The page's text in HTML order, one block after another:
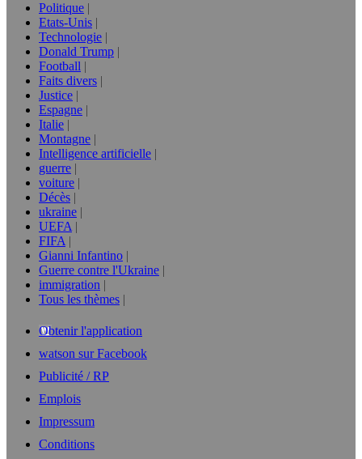
Politique
Etats-Unis
Technologie
Donald Trump
Football
Faits divers
Justice
Espagne
Italie
Montagne
Intelligence artificielle
guerre
voiture
Décès
ukraine
UEFA
FIFA
Gianni Infantino
Guerre contre l'Ukraine
immigration
Tous les thèmes
Obtenir l'application
watson sur Facebook
Publicité / RP
Emplois
Impressum
Conditions